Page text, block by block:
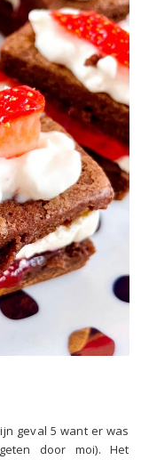
geval 5 want er was
door moi). Het